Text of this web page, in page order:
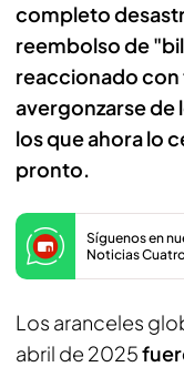
completo
reembolso de
reaccionado con
avergonzarse de
los que ahora lo
pronto.
Síguenos en
Noticias
Los aranceles
abril de 2025